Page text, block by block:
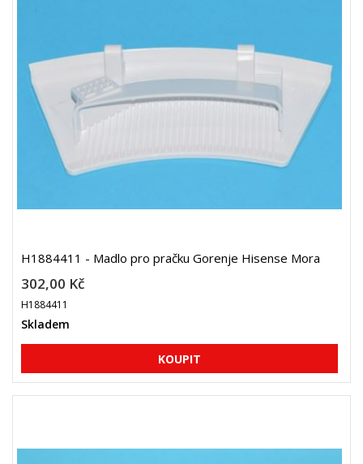
H1884411 - Madlo pro pračku Gorenje Hisense Mora
302,00 Kč
H1884411
Skladem